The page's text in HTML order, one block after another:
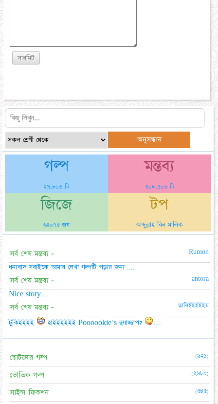
গল্প
২৭,৮০৩ টি
মন্তব্য
৩০৮,৫০৬ টি
জিজে
৬৪০৭৫ জন
টপ
আব্দুল্লাহ বিন মালিক
সর্ব শেষ মন্তব্য - Rumon
ধন্যবাদ সবাইকে আমার লেখা গল্পটি পড়ার জন্য ....
সর্ব শেষ মন্তব্য - antora
Nice story....
সর্ব শেষ মন্তব্য - তানিইইইইইম
টুকিইইইই হাইইইইইই Poooookie's হুয়াজ্জাপ? ....
ছোটদের গল্প (৯২১)
ভৌতিক গল্প (২৬৮০)
সাইন্স ফিকশন (৫৪৫)